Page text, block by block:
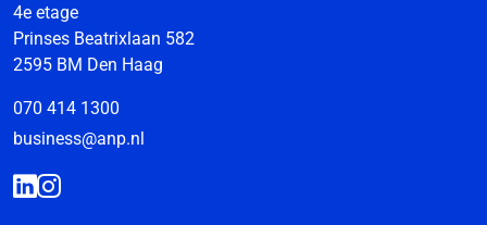
4e etage
Prinses Beatrixlaan 582
2595 BM Den Haag
070 414 1300
business@anp.nl